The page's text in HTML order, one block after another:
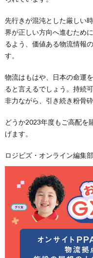
先行きが混沌とした厳しい
界が正しい方向へ進むため
るよう、価値ある物流情報
す。
物流はもはや、日本の命運
ると言えるでしょう。持続
非力ながら、引き続き粉骨
どうか2023年度もご高配を
げます。
ロジビズ・オンライン編集